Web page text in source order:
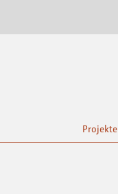
Projekte